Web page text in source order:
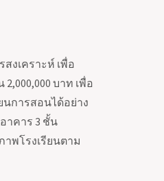
งเคราะห์ เพื่อ
2,000,000 บาท เพื่อ
นการสอนได้อย่าง
าคาร3 ชั้น
พโรงเรียนตาม